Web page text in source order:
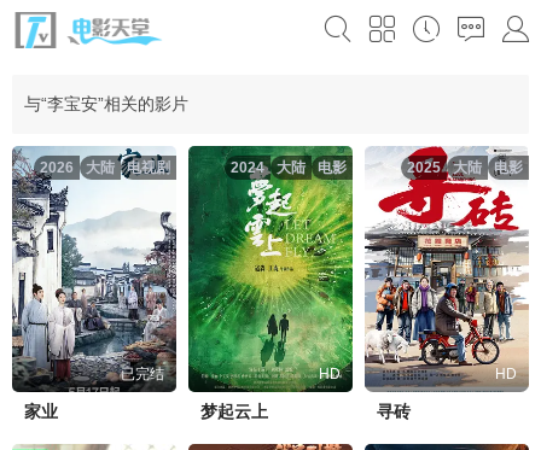
与“李宝安”相关的影片
电视剧
大陆
2026
已完结
家业
电影
大陆
2024
HD
梦起云上
电影
大陆
2025
HD
寻砖